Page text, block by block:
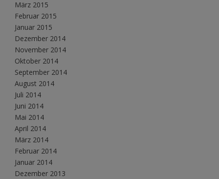
März 2015
Februar 2015
Januar 2015
Dezember 2014
November 2014
Oktober 2014
September 2014
August 2014
Juli 2014
Juni 2014
Mai 2014
April 2014
März 2014
Februar 2014
Januar 2014
Dezember 2013